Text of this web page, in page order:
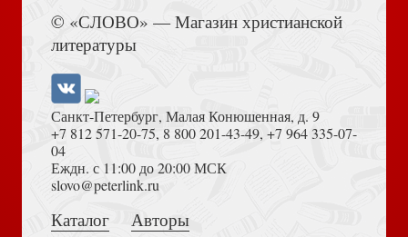
скорбящих радость» (Благовест)
Воскресные Евангелия Великого поста с толкованиями
Толкование на Апокалипсис (Тихоний Африканский)
© «СЛОВО» — Магазин христианской
литературы
Санкт-Петербург, Малая Конюшенная, д. 9
+7 812 571-20-75, 8 800 201-43-49, +7 964 335-07-
04
Еждн. с 11:00 до 20:00 МСК
slovo@peterlink.ru
Каталог
Авторы